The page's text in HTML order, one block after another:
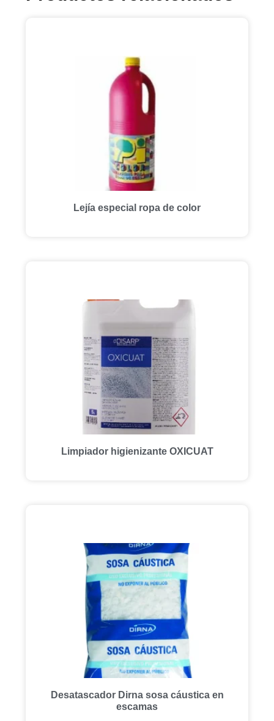
Lejía especial ropa de color
Limpiador higienizante OXICUAT
Desatascador Dirna sosa cáustica en
escamas